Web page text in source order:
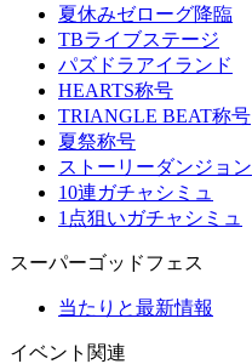
夏休みゼローグ降臨
TBライブステージ
パズドラアイランド
HEARTS称号
TRIANGLE BEAT称号
夏祭称号
ストーリーダンジョン
10連ガチャシミュ
1点狙いガチャシミュ
スーパーゴッドフェス
当たりと最新情報
イベント関連